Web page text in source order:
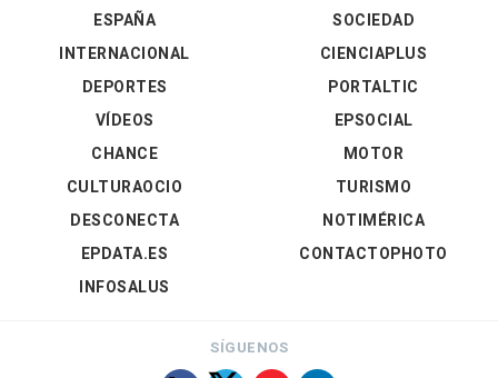
ESPAÑA
INTERNACIONAL
DEPORTES
VÍDEOS
SOCIEDAD
CIENCIAPLUS
PORTALTIC
EPSOCIAL
CHANCE
CULTURAOCIO
DESCONECTA
EPDATA.ES
INFOSALUS
MOTOR
TURISMO
NOTIMÉRICA
CONTACTOPHOTO
SÍGUENOS